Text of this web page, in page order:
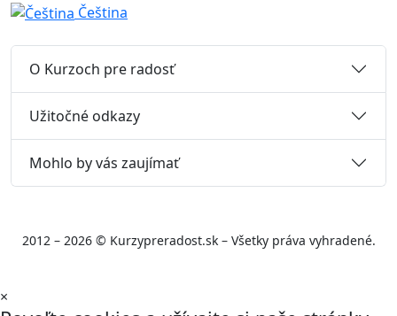
Čeština
O Kurzoch pre radosť
Užitočné odkazy
Mohlo by vás zaujímať
2012 – 2026 © Kurzypreradost.sk – Všetky práva vyhradené.
×